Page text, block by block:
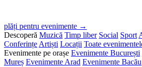
plăți pentru evenimente →
Descoperă Muzică Timp liber Social Sport
Conferințe Artiști Locații Toate
Evenimente pe orașe Evenimente București
Mureș Evenimente Arad Evenimente Bacău